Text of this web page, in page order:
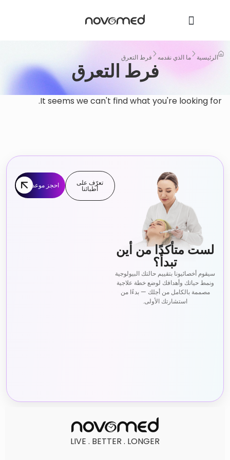
الرئيسية ما الذي نقدمه فرط التعرق
فرط التعرق
It seems we can't find what you're looking for.
لست متأكدًا من أين
تبدأ؟
سيقوم أخصائيونا بتقييم حالتك البيولوجية
ونمط حياتك وأهدافك لوضع خطة علاجية
مصممة بالكامل من أجلك — بدءًا من
استشارتك الأولى.
تعرّف على
أطبائنا احجز موعد
LIVE . BETTER . LONGER